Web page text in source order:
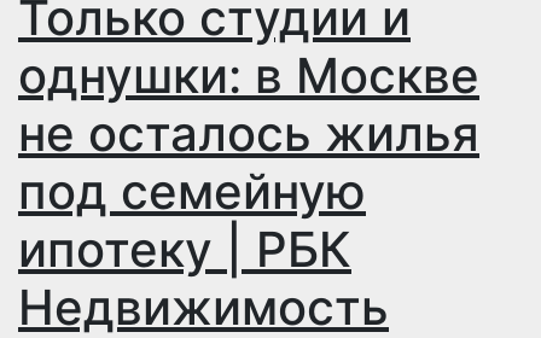
Только студии и
однушки: в Москве
не осталось жилья
под семейную
ипотеку | РБК
Недвижимость